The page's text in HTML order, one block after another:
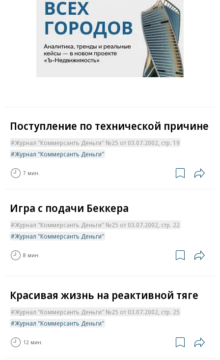
Поступление по технической причине
Журнал "Коммерсантъ Деньги" №25 от 03.07.2002, стр. 19
Журнал "Коммерсантъ Деньги"
7 мин.
Игра с подачи Беккера
Журнал "Коммерсантъ Деньги" №25 от 03.07.2002, стр. 22
Журнал "Коммерсантъ Деньги"
8 мин.
Красивая жизнь на реактивной тяге
Журнал "Коммерсантъ Деньги" №25 от 03.07.2002, стр. 25
Журнал "Коммерсантъ Деньги"
12 мин.